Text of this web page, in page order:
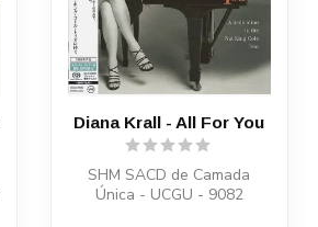
Diana Krall - All For You
SHM SACD de Camada
Única - UCGU - 9082